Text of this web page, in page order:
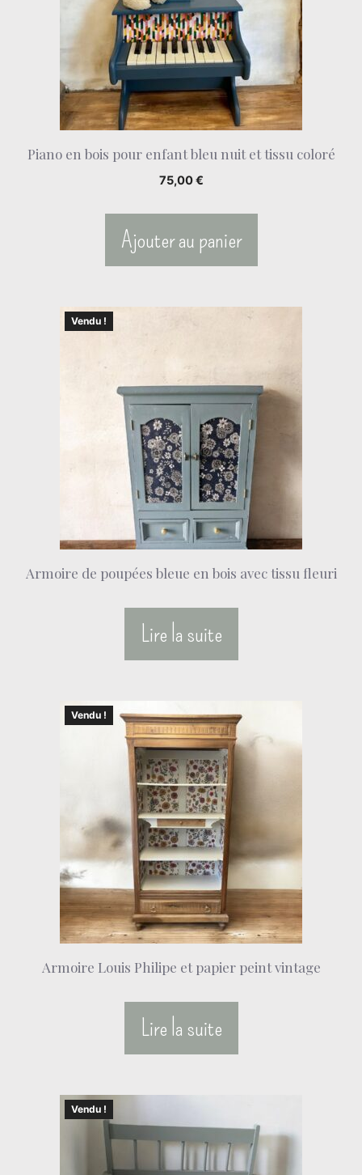
Piano en bois pour enfant bleu nuit et tissu coloré
75,00€
Ajouter au panier
Vendu !
Armoire de poupées bleue en bois avec tissu fleuri
Lire la suite
Vendu !
Armoire Louis Philipe et papier peint vintage
Lire la suite
Vendu !